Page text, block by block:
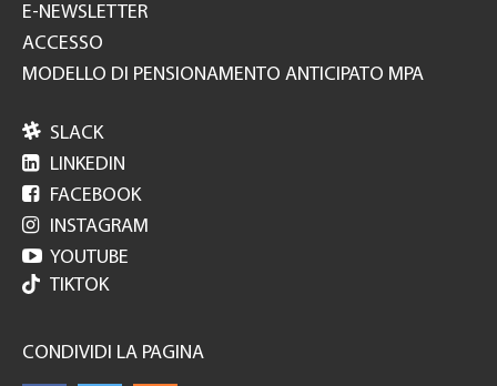
E-NEWSLETTER
ACCESSO
MODELLO DI PENSIONAMENTO ANTICIPATO MPA
 SLACK
 LINKEDIN
 FACEBOOK
 INSTAGRAM
 YOUTUBE
TIKTOK
CONDIVIDI LA PAGINA